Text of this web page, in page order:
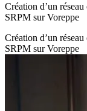
Création d’un
SRPM sur Voreppe
Création d’un
SRPM sur Voreppe